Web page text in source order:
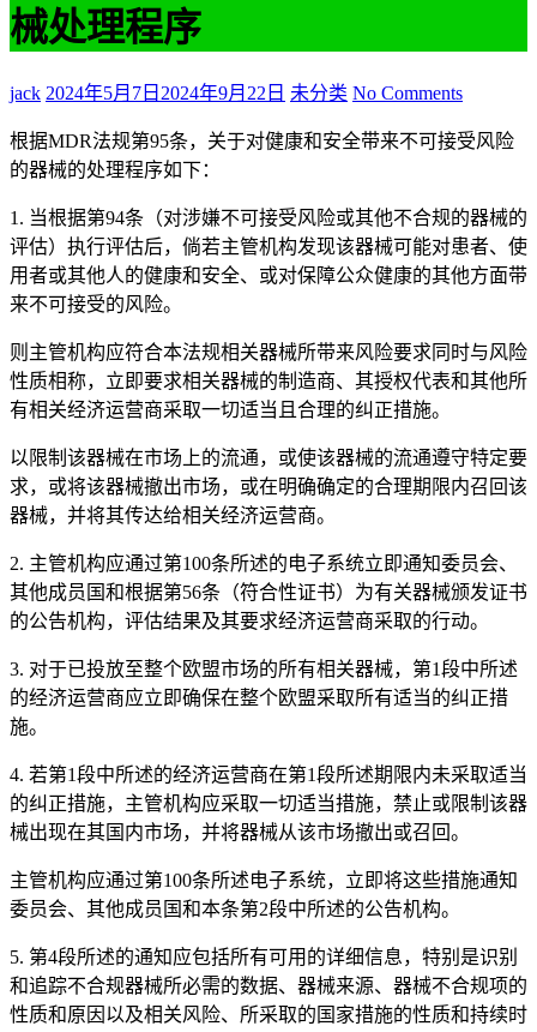
械处理程序
jack 2024年5月7日 2024年9月22日 未分类 No Comments
根据MDR法规第95条，关于对健康和安全带来不可接受风险
的器械的处理程序如下：
1. 当根据第94条（对涉嫌不可接受风险或其他不合规的器械的
评估）执行评估后，倘若主管机构发现该器械可能对患者、使
用者或其他人的健康和安全、或对保障公众健康的其他方面带
来不可接受的风险。
则主管机构应符合本法规相关器械所带来风险要求同时与风险
性质相称，立即要求相关器械的制造商、其授权代表和其他所
有相关经济运营商采取一切适当且合理的纠正措施。
以限制该器械在市场上的流通，或使该器械的流通遵守特定要
求，或将该器械撤出市场，或在明确确定的合理期限内召回该
器械，并将其传达给相关经济运营商。
2. 主管机构应通过第100条所述的电子系统立即通知委员会、
其他成员国和根据第56条（符合性证书）为有关器械颁发证书
的公告机构，评估结果及其要求经济运营商采取的行动。
3. 对于已投放至整个欧盟市场的所有相关器械，第1段中所述
的经济运营商应立即确保在整个欧盟采取所有适当的纠正措
施。
4. 若第1段中所述的经济运营商在第1段所述期限内未采取适当
的纠正措施，主管机构应采取一切适当措施，禁止或限制该器
械出现在其国内市场，并将器械从该市场撤出或召回。
主管机构应通过第100条所述电子系统，立即将这些措施通知
委员会、其他成员国和本条第2段中所述的公告机构。
5. 第4段所述的通知应包括所有可用的详细信息，特别是识别
和追踪不合规器械所必需的数据、器械来源、器械不合规项的
性质和原因以及相关风险、所采取的国家措施的性质和持续时